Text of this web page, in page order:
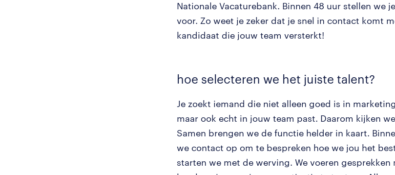
Nationale Vacaturebank. Binnen 48 uur stellen we
voor. Zo weet je zeker dat je snel in contact komt
kandidaat die jouw team versterkt!
hoe selecteren we het juiste talent?
Je zoekt iemand die niet alleen goed is in
maar ook echt in jouw team past. Daarom kijken
Samen brengen we de functie helder in kaart.
we contact op om te bespreken hoe we jou het
starten we met de werving. We voeren